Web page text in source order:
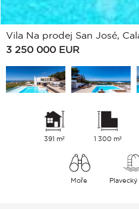
Vila Na prodej San José,
3 250 000 EUR
391 m² 1 300 m²
Moře